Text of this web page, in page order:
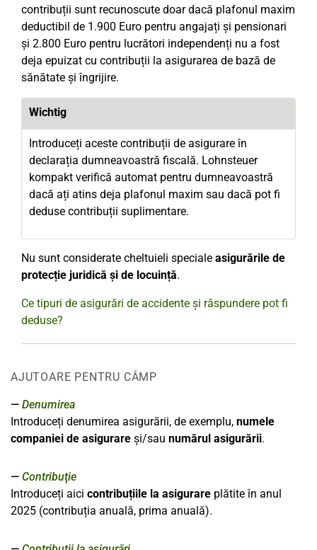
contribuții sunt recunoscute doar dacă plafonul maxim
deductibil de 1.900 Euro pentru angajați și pensionari
și 2.800 Euro pentru lucrători independenți nu a fost
deja epuizat cu contribuții la asigurarea de bază de
sănătate și îngrijire.
Wichtig
Introduceți aceste contribuții de asigurare în
declarația dumneavoastră fiscală. Lohnsteuer
kompakt verifică automat pentru dumneavoastră
dacă ați atins deja plafonul maxim sau dacă pot fi
deduse contribuții suplimentare.
Nu sunt considerate cheltuieli speciale asigurările de
protecție juridică și de locuință.
Ce tipuri de asigurări de accidente și răspundere pot fi
deduse?
AJUTOARE PENTRU CÂMP
Denumirea
Introduceți denumirea asigurării, de exemplu, numele
companiei de asigurare și/sau numărul asigurării.
Contribuţie
Introduceți aici contribuțiile la asigurare plătite în anul
2025 (contribuția anuală, prima anuală).